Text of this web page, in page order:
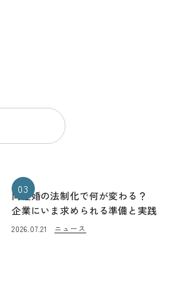
03
同性婚の法制化で何が変わる？
企業にいま求められる準備と実践
2026.07.21 ニュース